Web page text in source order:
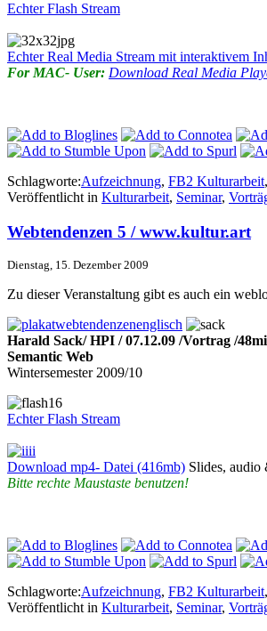
Echter Flash Stream
Echter Real Media Stream mit interaktivem
For MAC- User: Download Real Media
Schlagworte:Aufzeichnung, FB2 Kulturarbeit,
Veröffentlicht in Kulturarbeit, Seminar,
Webtendenzen 5 / www.kultur.art
Dienstag, 15. Dezember 2009
Zu dieser Veranstaltung gibt es auch ein
Harald Sack/ HPI / 07.12.09 /Vortrag /
Semantic Web
Wintersemester 2009/10
Echter Flash Stream
Download mp4- Datei (416mb) Slides, audio
Bitte rechte Maustaste benutzen!
Schlagworte:Aufzeichnung, FB2 Kulturarbeit,
Veröffentlicht in Kulturarbeit, Seminar,